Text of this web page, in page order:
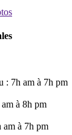
: 7h am à 7h pm
à 8h pm
am à 7h pm